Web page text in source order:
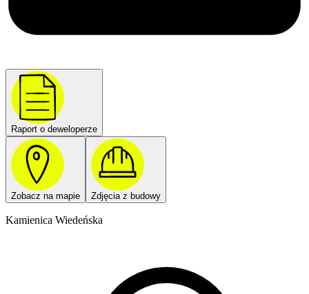
Raport o deweloperze
Zobacz na mapie Zdjęcia z budowy
Kamienica Wiedeńska